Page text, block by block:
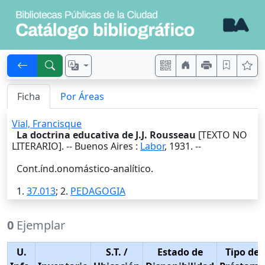
Ficha Por Áreas
Vial, Francisque
La doctrina educativa de J.J. Rousseau [TEXTO NO
LITERARIO]. -- Buenos Aires : Labor, 1931. --
Cont.índ.onomástico-analítico.
1. 37.013; 2. PEDAGOGIA
0 Ejemplar
U.
S.T. /
Estado de
Tipo de